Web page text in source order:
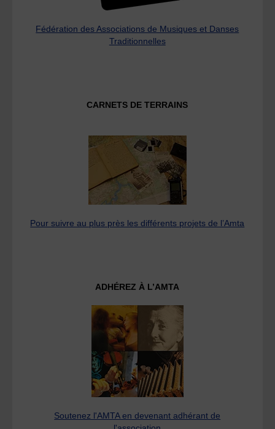
Fédération des Associations de Musiques et Danses
Traditionnelles
CARNETS DE TERRAINS
Pour suivre au plus près les différents projets de l’Amta
ADHÉREZ À L’AMTA
Soutenez l'AMTA en devenant adhérant de